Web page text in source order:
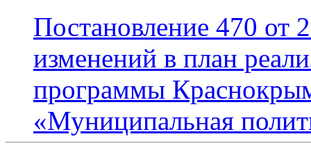
Постановление 470 от
изменений в план
программы
«Муниципальная